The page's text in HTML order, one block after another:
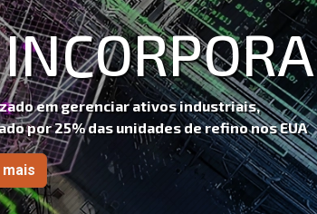
ativos industriais,
unidades de refino nos EUA